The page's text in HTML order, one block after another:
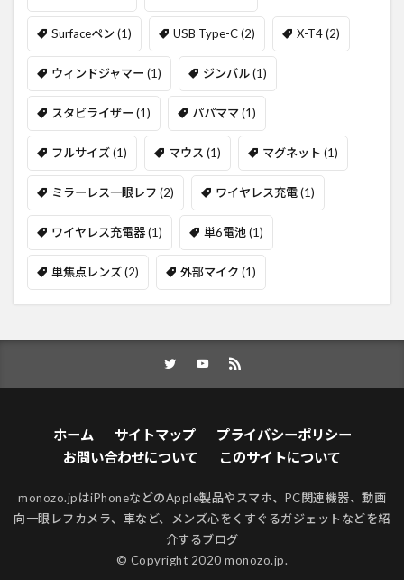
Surfaceペン(1) USB Type-C(2) X-T4(2)
ウィンドジャマー (1) ジンバル(1)
スタビライザー (1) パパママ(1)
フルサイズ(1) マウス (1) マグネット (1)
ミラーレス一眼レフ (2) ワイヤレス充電(1)
ワイヤレス充電器(1) 単6電池(1)
単焦点レンズ(2) 外部マイク (1)
ホーム サイトマップ
プライバシーポリシー
お問い合わせについて
このサイトについて
monozo.jpはiPhoneなどのApple製品やスマホ、PC関連機器、動画
向一眼レフカメラ、車など、メンズ心をくすぐるガジェットなどを紹
介するブログ
© Copyright 2020 monozo.jp.